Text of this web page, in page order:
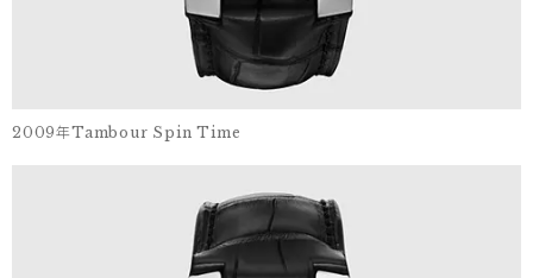
2009年Tambour Spin Time